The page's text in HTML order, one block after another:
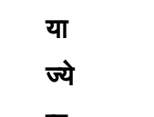
या
ज्ये